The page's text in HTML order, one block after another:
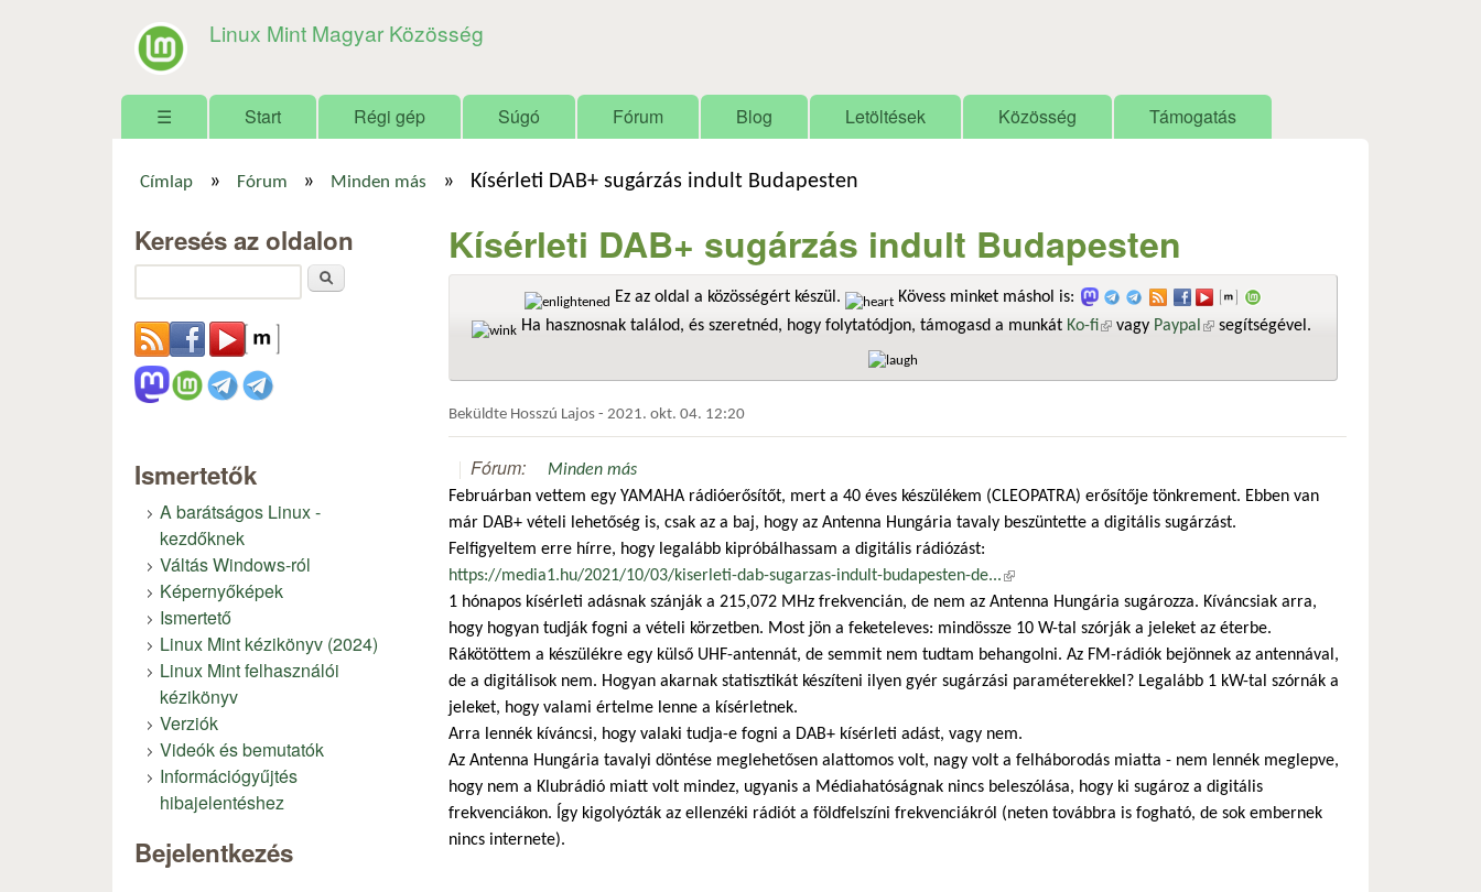
Linux Mint Magyar Közösség
Főmenü
☰ Start Régi gép Súgó Fórum Blog Letöltések Közösség Támogatás
Címlap » Fórum » Minden más » Kísérleti DAB+ sugárzás indult Budapesten
Kísérleti DAB+ sugárzás indult Budapesten
Ez az oldal a közösségért készül.
Kövess minket máshol is:
Ha hasznosnak találod, és szeretnéd, hogy folytatódjon, támogasd a munkát Ko-fi(külső hivatkozás)
vagy Paypal (külső hivatkozás)
segítségével.
Beküldte Hosszú Lajos - 2021. okt. 04. 12:20
Fórum:
Minden más
Februárban vettem egy YAMAHA rádióerősítőt, mert a 40 éves készülékem (CLEOPATRA) erősítője tönkrement. Ebben van
már DAB+ vételi lehetőség is, csak az a baj, hogy az Antenna Hungária tavaly beszüntette a digitális sugárzást.
Felfigyeltem erre hírre, hogy legalább kipróbálhassam a digitális rádiózást:
https://media1.hu/2021/10/03/kiserleti-dab-sugarzas-indult-budapesten-de...(külső hivatkozás)
1 hónapos kísérleti adásnak szánják a 215,072 MHz frekvencián, de nem az Antenna Hungária sugározza. Kíváncsiak arra,
hogy hogyan tudják fogni a vételi körzetben. Most jön a feketeleves: mindössze 10 W-tal szórják a jeleket az éterbe.
Rákötöttem a készülékre egy külső UHF-antennát, de semmit nem tudtam behangolni. Az FM-rádiók bejönnek az antennával,
de a digitálisok nem. Hogyan akarnak statisztikát készíteni ilyen gyér sugárzási paraméterekkel? Legalább 1 kW-tal szórnák a
jeleket, hogy valami értelme lenne a kísérletnek.
Arra lennék kíváncsi, hogy valaki tudja-e fogni a DAB+ kísérleti adást, vagy nem.
Az Antenna Hungária tavalyi döntése meglehetősen alattomos volt, nagy volt a felháborodás miatta - nem lennék meglepve,
hogy nem a Klubrádió miatt volt mindez, ugyanis a Médiahatóságnak nincs beleszólása, hogy ki sugároz a digitális
frekvenciákon. Így kigolyózták az ellenzéki rádiót a földfelszíni frekvenciákról (neten továbbra is fogható, de sok embernek
nincs internete).
Keresés az oldalon
Ismertetők
A barátságos Linux -
kezdőknek
Váltás Windows-ról
Képernyőképek
Ismertető
Linux Mint kézikönyv (2024)
Linux Mint felhasználói
kézikönyv
Verziók
Videók és bemutatók
Információgyűjtés
hibajelentéshez
Bejelentkezés